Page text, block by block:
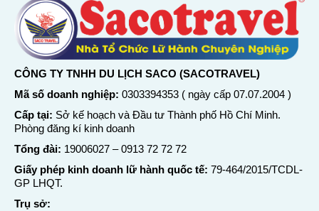
CÔNG TY TNHH DU LỊCH SACO (SACOTRAVEL)
Mã số doanh nghiệp: 0303394353 ( ngày cấp 07.07.2004 )
Cấp tại: Sở kế hoạch và Đầu tư Thành phố Hồ Chí Minh.
Phòng đăng kí kinh doanh
Tổng đài: 19006027 –0913 72 72 72
Giấy phép kinh doanh lữ hành quốc tế: 79-464/2015/TCDL-
GP LHQT.
Trụ sở: